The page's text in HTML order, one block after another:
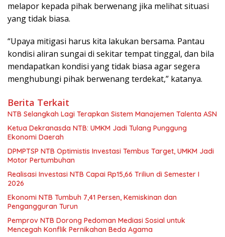
melapor kepada pihak berwenang jika melihat situasi
yang tidak biasa.
“Upaya mitigasi harus kita lakukan bersama. Pantau
kondisi aliran sungai di sekitar tempat tinggal, dan bila
mendapatkan kondisi yang tidak biasa agar segera
menghubungi pihak berwenang terdekat,” katanya.
Berita Terkait
NTB Selangkah Lagi Terapkan Sistem Manajemen Talenta ASN
Ketua Dekranasda NTB: UMKM Jadi Tulang Punggung
Ekonomi Daerah
DPMPTSP NTB Optimistis Investasi Tembus Target, UMKM Jadi
Motor Pertumbuhan
Realisasi Investasi NTB Capai Rp15,66 Triliun di Semester I
2026
Ekonomi NTB Tumbuh 7,41 Persen, Kemiskinan dan
Pengangguran Turun
Pemprov NTB Dorong Pedoman Mediasi Sosial untuk
Mencegah Konflik Pernikahan Beda Agama